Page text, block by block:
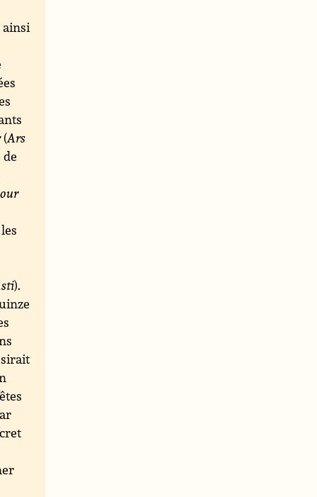
ainsi
(Ars
).